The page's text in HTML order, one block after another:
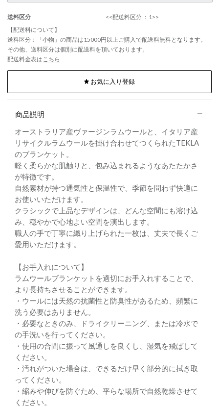
送料区分
<<配送料区分 ：1>>
【配送料について】
送料区分：「小物」の商品は15000円以上ご購入で配送料無料となります。
その他、送料区分は個別に配送料を頂いております。
配送料金表は こちら
お気に入り登録
商品説明
オーストラリア産ヴァージンラムウールと、イタリア産
リサイクルラムウールを掛け合わせてつくられたTEKLA
のブランケット。
軽く柔らかな肌触りと、包み込まれるようなあたたかさ
が特徴です。
自然素材が持つ通気性と保温性で、季節を問わず快適に
お使いいただけます。
クラシックで上品なデザインは、どんな空間にも溶け込
み、穏やかで心地よい空間を演出します。
職人の手で丁寧に織り上げられた一枚は、丈夫で長くご
愛用いただけます。
【お手入れについて】
ラムウールブランケットを適切にお手入れすることで、
より長持ちさせることができます。
・ウールには天然の抗菌性と防臭性があるため、頻繁に
洗う必要はありません。
・必要なときのみ、ドライクリーニング、または冷水で
の手洗いを行ってください。
・使用の合間に振って風通しを良くし、湿気を飛ばして
ください。
・汚れがついた場合は、できるだけ早く部分的に拭き取
ってください。
・縮みや伸びを防ぐため、平らな場所で自然乾燥させて
ください。